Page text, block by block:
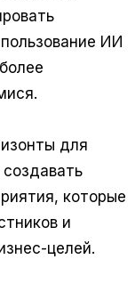
ИИ
для
которые
и
целей.